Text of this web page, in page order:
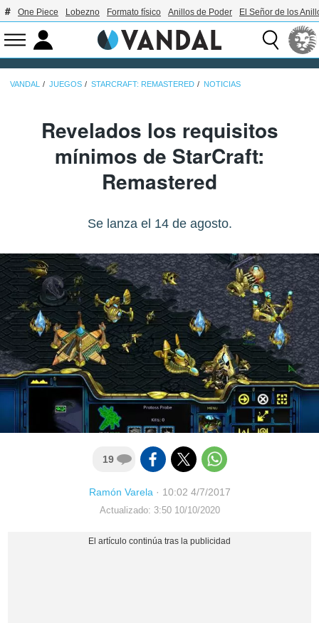
One Piece Lobezno Formato físico Anillos de Poder El Señor de los
VANDAL JUEGOS STARCRAFT: REMASTERED NOTICIAS
Revelados los requisitos
mínimos de StarCraft:
Remastered
Se lanza el 14 de agosto.
19
Ramón Varela· 10:02 4/7/2017
Actualizado: 3:50 10/10/2020